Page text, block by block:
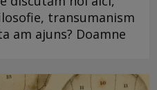
transumanism
am ajuns? Doamne